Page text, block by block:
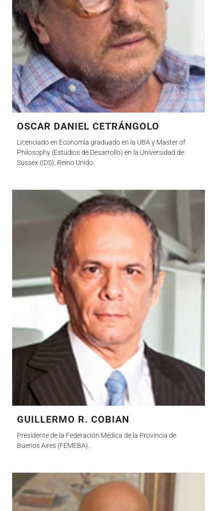
OSCAR DANIEL CETRÁNGOLO
Licenciado en Economía graduado en la UBA y Master of
Philosophy (Estudios de Desarrollo) en la Universidad de
Sussex (IDS), Reino Unido.
GUILLERMO R. COBIAN
Presidente de la Federación Médica de la Provincia de
Buenos Aires (FEMEBA).